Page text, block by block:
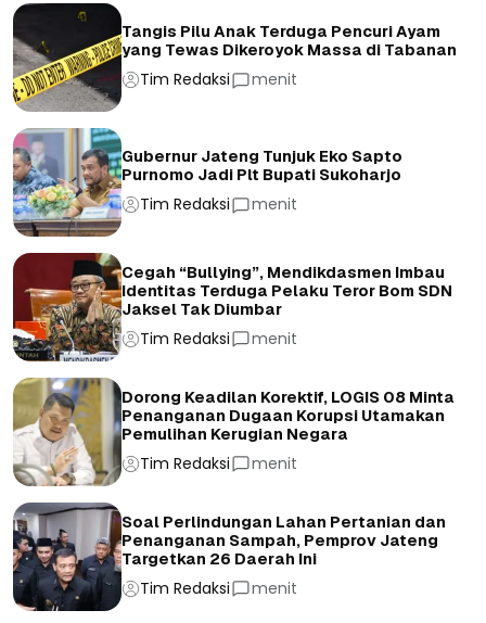
Tangis Pilu Anak Terduga Pencuri Ayam
yang Tewas Dikeroyok Massa di Tabanan
Tim Redaksi menit
Gubernur Jateng Tunjuk Eko Sapto
Purnomo Jadi Plt Bupati Sukoharjo
Tim Redaksi menit
Cegah “Bullying”, Mendikdasmen Imbau
Identitas Terduga Pelaku Teror Bom SDN
Jaksel Tak Diumbar
Tim Redaksi menit
Dorong Keadilan Korektif, LOGIS 08 Minta
Penanganan Dugaan Korupsi Utamakan
Pemulihan Kerugian Negara
Tim Redaksi menit
Soal Perlindungan Lahan Pertanian dan
Penanganan Sampah, Pemprov Jateng
Targetkan 26 Daerah Ini
Tim Redaksi menit